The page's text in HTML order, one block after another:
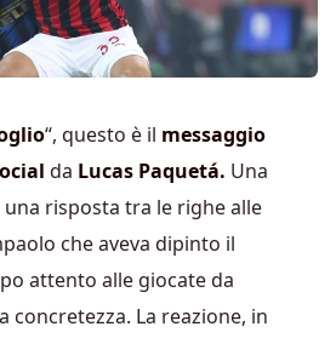
“, questo è il messaggio
da Lucas Paquetá. Una
risposta tra le righe alle
che aveva dipinto il
attento alle giocate da
concretezza. La reazione, in